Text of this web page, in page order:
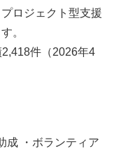
ロジェクト型支援
。
件（2026年4
成 ・ボランティア